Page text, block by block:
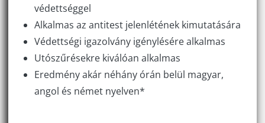
védettséggel
Alkalmas az antitest jelenlétének kimutatására
Védettségi igazolvány igénylésére alkalmas
Utószűrésekre kiválóan alkalmas
Eredmény akár néhány órán belül magyar,
angol és német nyelven*